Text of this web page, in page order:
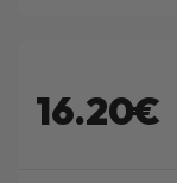
16.20€